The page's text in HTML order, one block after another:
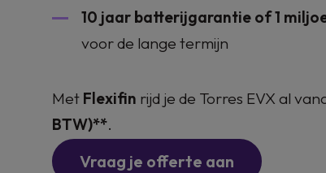
10 jaar batterijgarantie of 1
voor de lange termijn
Met Flexifin rijd je de Torres EVX al
BTW)**.
Vraag je offerte aan